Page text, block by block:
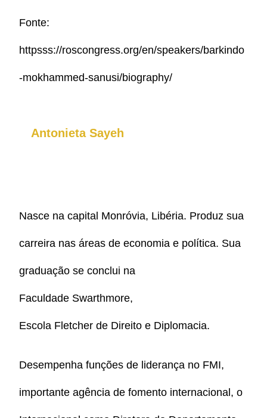
Fonte:
httpsss://roscongress.org/en/speakers/barkindo
-mokhammed-sanusi/biography/
Antonieta Sayeh
Nasce na capital Monróvia, Libéria. Produz sua
carreira nas áreas de economia e política. Sua
graduação se conclui na
Faculdade Swarthmore,
Escola Fletcherde Direitoe Diplomacia.
Desempenha funções de liderança no FMI,
importante agência de fomento internacional,o